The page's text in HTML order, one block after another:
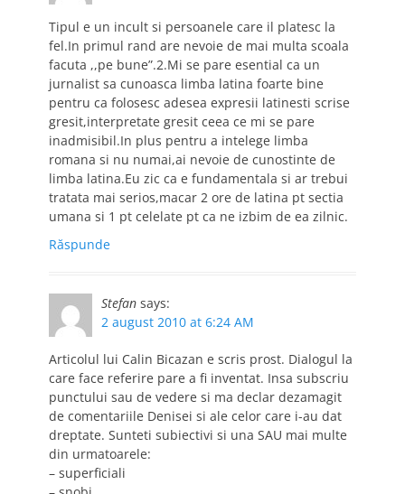
Tipul e un incult si persoanele care il platesc la
fel.In primul rand are nevoie de mai multa scoala
facuta ,,pe bune”.2.Mi se pare esential ca un
jurnalist sa cunoasca limba latina foarte bine
pentru ca folosesc adesea expresii latinesti scrise
gresit,interpretate gresit ceea ce mi se pare
inadmisibil.In plus pentru a intelege limba
romana si nu numai,ai nevoie de cunostinte de
limba latina.Eu zic ca e fundamentala si ar trebui
tratata mai serios,macar 2 ore de latina pt sectia
umana si 1 pt celelate pt ca ne izbim de ea zilnic.
Răspunde
Stefan says:
2 august 2010 at 6:24 AM
Articolul lui Calin Bicazan e scris prost. Dialogul la
care face referire pare a fi inventat. Insa subscriu
punctului sau de vedere si ma declar dezamagit
de comentariile Denisei si ale celor care i-au dat
dreptate. Sunteti subiectivi si una SAU mai multe
din urmatoarele:
– superficiali